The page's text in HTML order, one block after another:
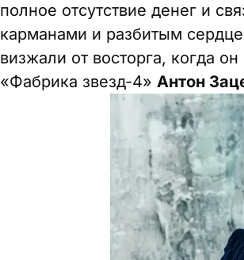
полное отсутствие денег и
карманами и разбитым
визжали от восторга, когда
«Фабрика звезд-4» Антон